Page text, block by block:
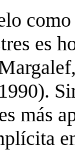
es
más